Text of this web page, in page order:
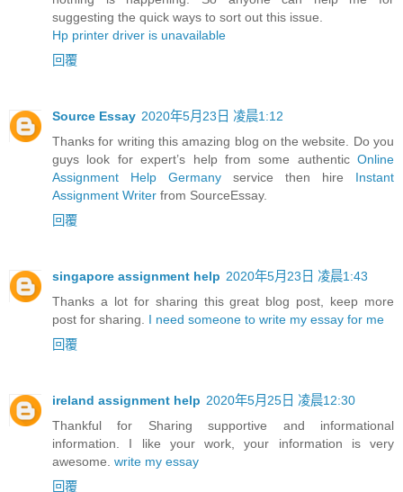
suggesting the quick ways to sort out this issue.
Hp printer driver is unavailable
回覆
Source Essay 2020年5月23日 凌晨1:12
Thanks for writing this amazing blog on the website. Do you
guys look for expert’s help from some authentic Online
Assignment Help Germany service then hire Instant
Assignment Writer from SourceEssay.
回覆
singapore assignment help 2020年5月23日 凌晨1:43
Thanks a lot for sharing this great blog post, keep more
post for sharing. I need someone to write my essay for me
回覆
ireland assignment help 2020年5月25日 凌晨12:30
Thankful for Sharing supportive and informational
information. I like your work, your information is very
awesome. write my essay
回覆